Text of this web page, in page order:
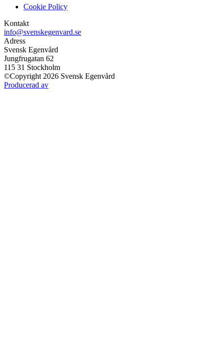
Cookie Policy
Kontakt
info@svenskegenvard.se
Adress
Svensk Egenvård
Jungfrugatan 62
115 31 Stockholm
©Copyright 2026 Svensk Egenvård
Producerad av